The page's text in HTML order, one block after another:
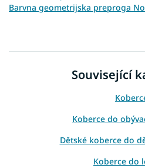
Barvna geometrijska preproga
Související
Koberce do
Dětské koberce do
Koberce do